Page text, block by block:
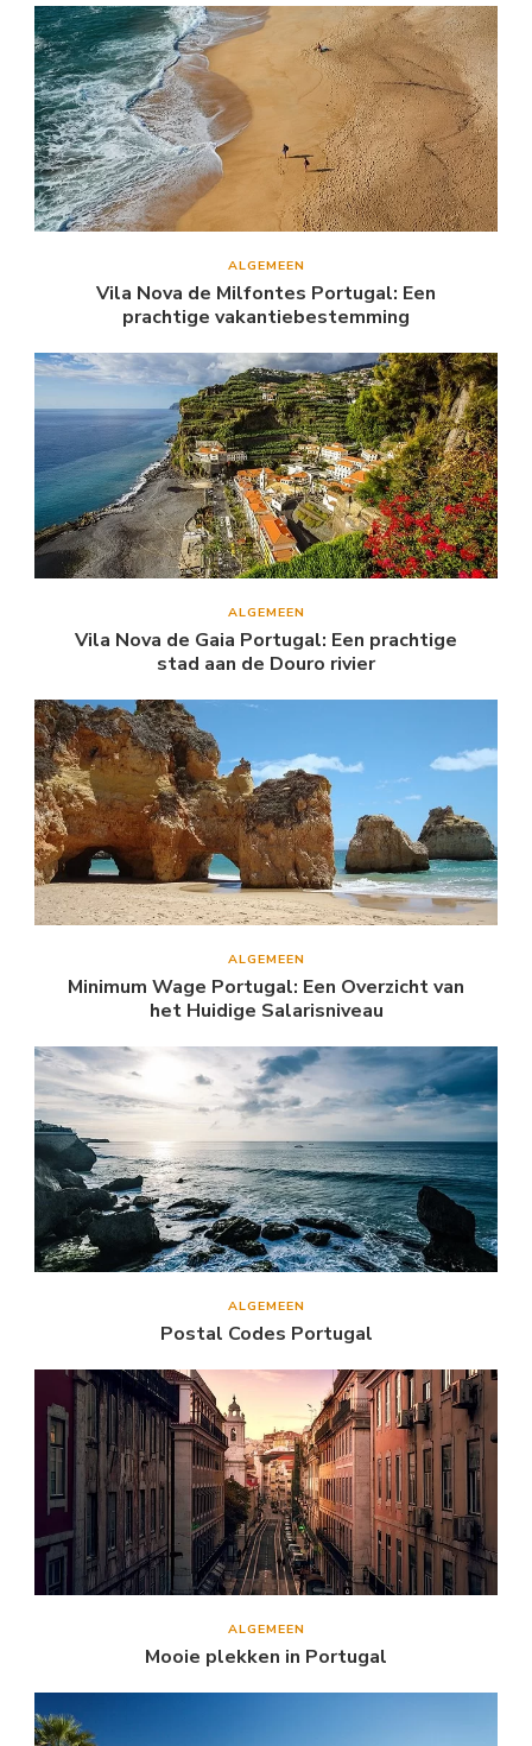
ALGEMEEN
Vila Nova de Milfontes Portugal: Een
prachtige vakantiebestemming
ALGEMEEN
Vila Nova de Gaia Portugal: Een prachtige
stad aan de Douro rivier
ALGEMEEN
Minimum Wage Portugal: Een Overzicht van
het Huidige Salarisniveau
ALGEMEEN
Postal Codes Portugal
ALGEMEEN
Mooie plekken in Portugal